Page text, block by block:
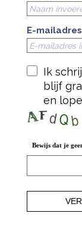
E-mailadres
Ik
blijf
en
Bewijs dat je